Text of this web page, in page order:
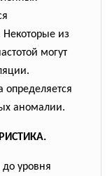
из
могут
определяется
аномалии.
уровня